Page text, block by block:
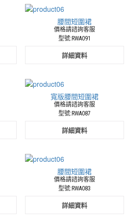
腰間短圍裙
價格請諮詢客服
型號:RWA091
詳細資料
寬版腰間短圍裙
價格請諮詢客服
型號:RWA087
詳細資料
腰間短圍裙
價格請諮詢客服
型號:RWA083
詳細資料